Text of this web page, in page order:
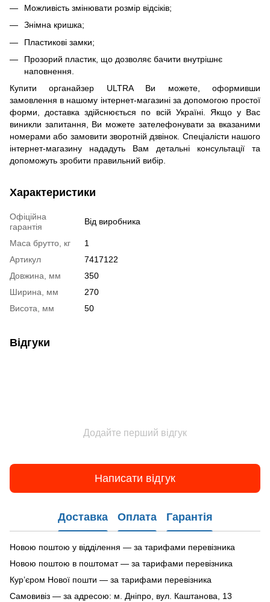
Можливість змінювати розмір відсіків;
Знімна кришка;
Пластикові замки;
Прозорий пластик, що дозволяє бачити внутрішнє
наповнення.
Купити органайзер ULTRA Ви можете, оформивши
замовлення в нашому інтернет-магазині за допомогою простої
форми, доставка здійснюється по всій Україні. Якщо у Вас
виникли запитання, Ви можете зателефонувати за вказаними
номерами або замовити зворотній дзвінок. Спеціалісти нашого
інтернет-магазину нададуть Вам детальні консультації та
допоможуть зробити правильний вибір.
Характеристики
Офіційна
гарантія
Від виробника
Маса брутто, кг
1
Артикул
7417122
Довжина, мм
350
Ширина, мм
270
Висота, мм
50
Відгуки
Додайте перший відгук
Написати відгук
Доставка Оплата Гарантія
Новою поштою у відділення — за тарифами перевізника
Новою поштою в поштомат — за тарифами перевізника
Кур’єром Нової пошти — за тарифами перевізника
Самовивіз — за адресою: м. Дніпро, вул. Каштанова, 13